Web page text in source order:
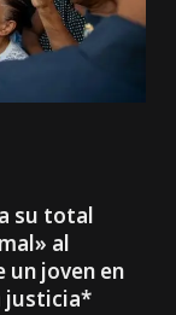
su total
al
un joven en
justicia*